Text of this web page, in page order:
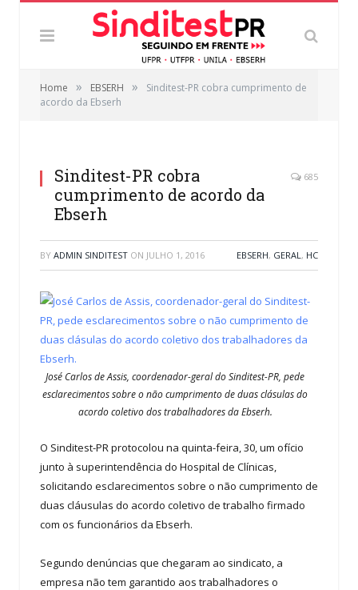
Home » EBSERH »
Sinditest-PR cobra cumprimento de
acordo da Ebserh
Sinditest-PR cobra
cumprimento de acordo da
Ebserh
685
BY ADMIN SINDITEST ON JULHO 1, 2016 EBSERH, GERAL , HC
José Carlos de Assis, coordenador-geral do Sinditest-PR, pede
esclarecimentos sobre o não cumprimento de duas clásulas do
acordo coletivo dos trabalhadores da Ebserh.
O Sinditest-PR protocolou na quinta-feira, 30, um ofício
junto à superintendência do Hospital de Clínicas,
solicitando esclarecimentos sobre o não cumprimento de
duas cláusulas do acordo coletivo de trabalho firmado
com os funcionários da Ebserh.
Segundo denúncias que chegaram ao sindicato, a
empresa não tem garantido aos trabalhadores o